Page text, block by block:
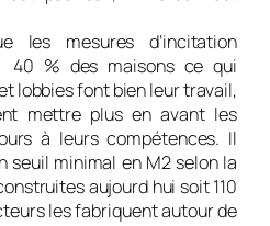
les mesures d’incitation
40 % des maisons ce qui
lobbies font bien leur travail,
mettre plus en avant les
à leurs compétences. Il
seuil minimal en M2 selon la
aujourd hui soit 110
les fabriquent autour de